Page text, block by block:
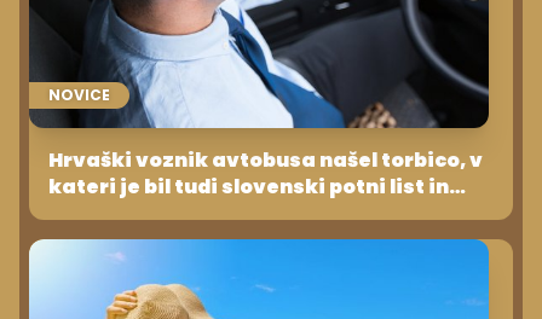
NOVICE
Hrvaški voznik avtobusa našel torbico, v
kateri je bil tudi slovenski potni list in